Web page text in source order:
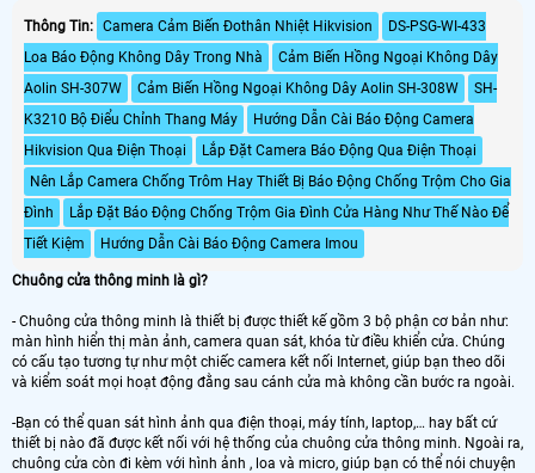
khác thông qua tiếp điểm NO hoặc
NC.Dùng pin 3V.Thông số kỹ thuật
sản phẩm phù hợp cho các công
trình lớn,siêu thị,kho xưởng,văn
phòng,...
mềm cài trên điện thoại di động.
Lưu ý : Có thể dùng 4 rơ le này để
điều khiển Bật/Tắt 4 thiết bị khác
nhau tại nơi lắp báo động.
Thông Tin: Camera Cảm Biến Đothân Nhiệt Hikvision
DS-PSG-WI-433
Loa Báo Động Không Dây Trong Nhà
Cảm Biến Hồng Ngoại Không Dây
Aolin SH-307W
Cảm Biến Hồng Ngoại Không Dây Aolin SH-308W
SH-
K3210 Bộ Điểu Chỉnh Thang Máy
Hướng Dẫn Cài Báo Động Camera
Hikvision Qua Điện Thoại
Lắp Đặt Camera Báo Động Qua Điện Thoại
Nên Lắp Camera Chống Trôm Hay Thiết Bị Báo Động Chống Trộm Cho Gia
Đình
Lắp Đặt Báo Động Chống Trộm Gia Đình Cửa Hàng Như Thế Nào Để
Tiết Kiệm
Hướng Dẫn Cài Báo Động Camera Imou
Chuông cửa thông minh là gì?
- Chuông cửa thông minh là thiết bị được thiết kế gồm 3 bộ phận cơ bản như:
màn hình hiển thị màn ảnh, camera quan sát, khóa từ điều khiển cửa. Chúng
có cấu tạo tương tự như một chiếc camera kết nối Internet, giúp bạn theo dõi
và kiểm soát mọi hoạt động đằng sau cánh cửa mà không cần bước ra ngoài.
-Bạn có thể quan sát hình ảnh qua điện thoại, máy tính, laptop,… hay bất cứ
thiết bị nào đã được kết nối với hệ thống của chuông cửa thông minh. Ngoài ra,
chuông cửa còn đi kèm với hình ảnh , loa và micro, giúp bạn có thể nói chuyện